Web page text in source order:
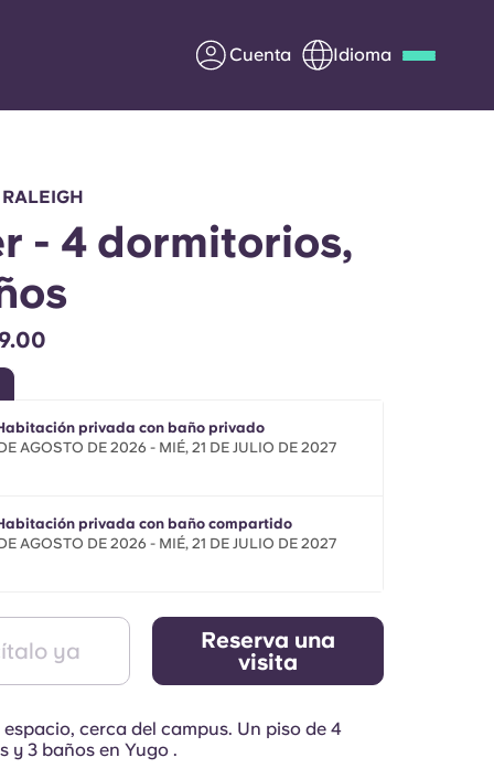
Cuenta Idioma
Ponte en contacto con
- 4 dormitorios,
privada con baño privado
AGOSTO DE 2026 - MIÉ, 21 DE JULIO DE 2027
privada con baño compartido
AGOSTO DE 2026 - MIÉ, 21 DE JULIO DE 2027
ya
Reserva una
visita
cerca del campus. Un piso de 4
y 3 baños en Yugo .